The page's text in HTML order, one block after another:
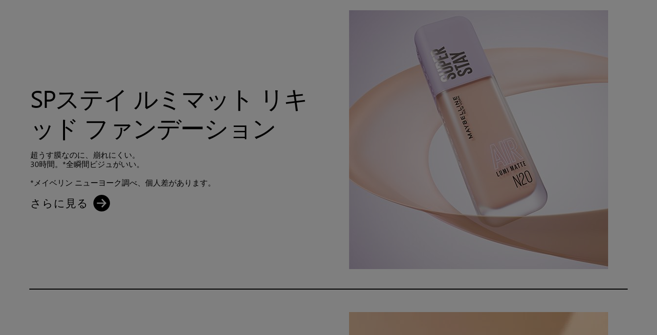
SPステイ ルミマット リキ
ッド ファンデーション
超うす膜なのに、崩れにくい。
30時間。*全瞬間ビジュがいい。
*メイベリン ニューヨーク調べ、個人差があります。
さらに見る